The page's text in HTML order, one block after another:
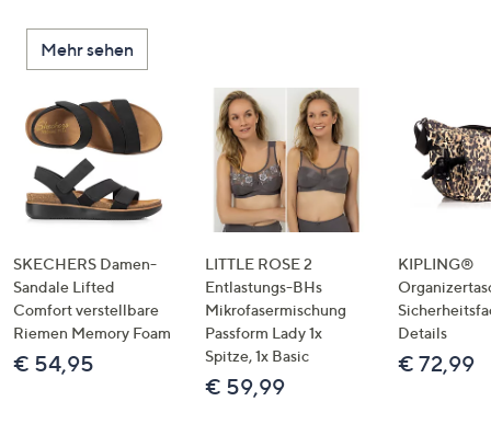
Mehr sehen
SKECHERS Damen-
Sandale Lifted
Comfort verstellbare
Riemen Memory Foam
€ 54,95
LITTLE ROSE 2
Entlastungs-BHs
Mikrofasermischung
Passform Lady 1x
Spitze, 1x Basic
€ 59,99
KIPLING®
Details
€ 72,99